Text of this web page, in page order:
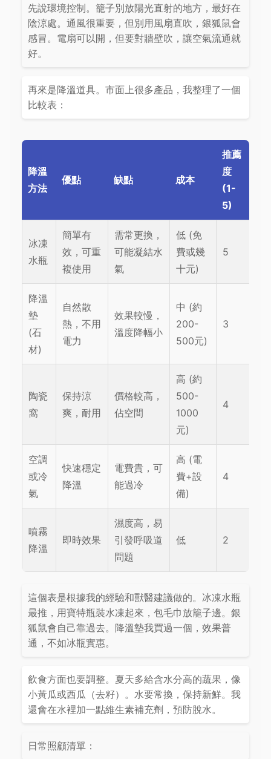
先說環境控制。籠子別放陽光直射的地方，最好在
陰涼處。通風很重要，但別用風扇直吹，銀狐鼠會
感冒。電扇可以開，但要對牆壁吹，讓空氣流通就
好。
再來是降溫道具。市面上很多產品，我整理了一個
比較表：
降溫
方法
優點 缺點 成本
推薦
度
(1-
5)
冰凍
水瓶
簡單有
效，可重
複使用
需常更換，
可能凝結水
氣
低 (免
費或幾
十元)
5
降溫
墊
(石
材)
自然散
熱，不用
電力
效果較慢，
溫度降幅小
中 (約
200-
500元)
3
陶瓷
窩
保持涼
爽，耐用
價格較高，
佔空間
高 (約
500-
1000
元)
4
空調
或冷
氣
快速穩定
降溫
電費貴，可
能過冷
高 (電
費+設
備)
4
噴霧
降溫
即時效果
濕度高，易
引發呼吸道
問題
低 2
這個表是根據我的經驗和獸醫建議做的。冰凍水瓶
最推，用寶特瓶裝水凍起來，包毛巾放籠子邊。銀
狐鼠會自己靠過去。降溫墊我買過一個，效果普
通，不如冰瓶實惠。
飲食方面也要調整。夏天多給含水分高的蔬果，像
小黃瓜或西瓜（去籽）。水要常換，保持新鮮。我
還會在水裡加一點維生素補充劑，預防脫水。
日常照顧清單：